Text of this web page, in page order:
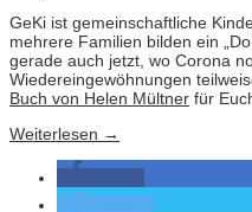
GeKi ist gemeinschaftliche
mehrere Familien bilden ein
gerade auch jetzt, wo Corona
Wiedereingewöhnungen
Buch von Helen Mültner für
Weiterlesen →